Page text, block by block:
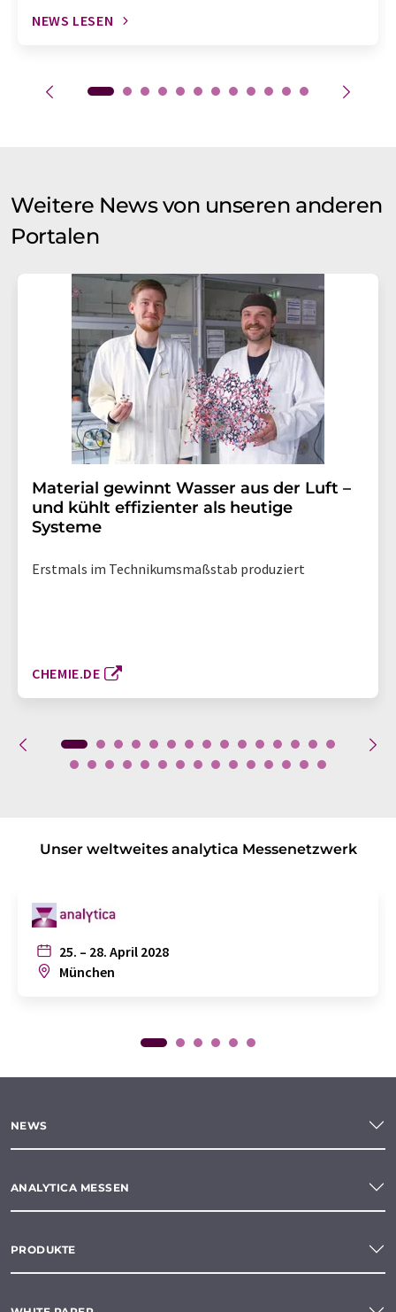
NEWS LESEN
Weitere News von unseren anderen
Portalen
Material gewinnt Wasser aus der Luft –
und kühlt effizienter als heutige
Systeme
Erstmals im Technikumsmaßstab produziert
CHEMIE.DE
Unser weltweites analytica Messenetzwerk
25. – 28. April 2028
München
NEWS
ANALYTICA MESSEN
PRODUKTE